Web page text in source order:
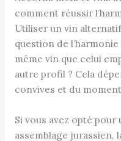
comment réussir
Utiliser un vin
question de
même vin que celui
autre profil ? Cela
convives et du
Si vous avez opté
assemblage jurassien,